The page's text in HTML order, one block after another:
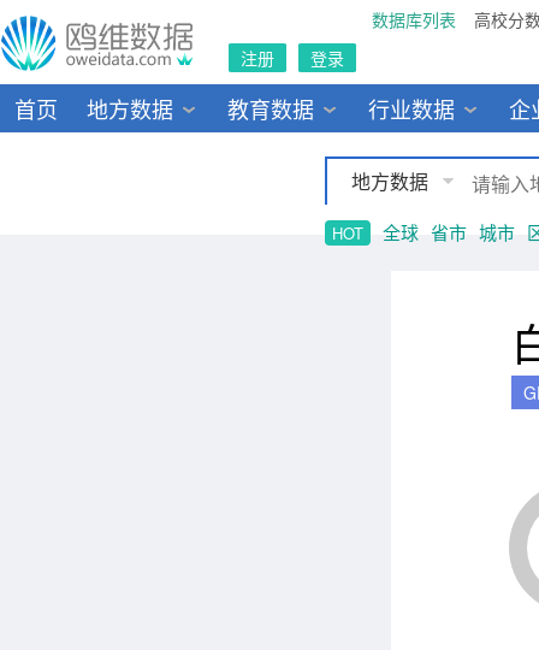
数据库列表
高校分
注册
登录
首页 地方数据 教育数据 行业数据 企
地方数据
HOT 全球 省市 城市